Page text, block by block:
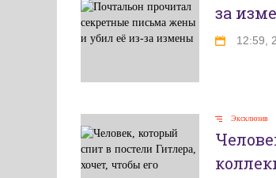
за
12:59,
Эксклюзив